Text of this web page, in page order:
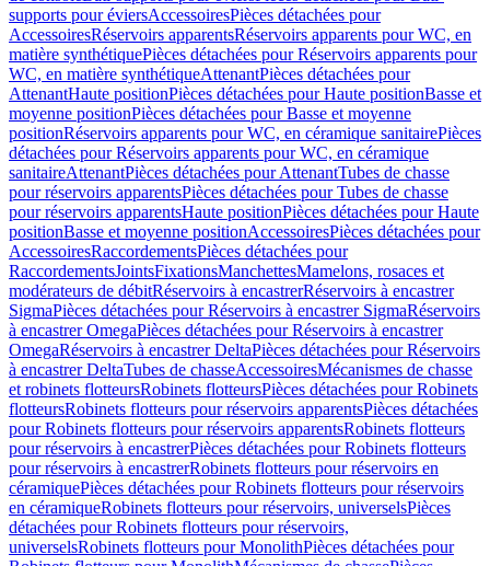
supports pour éviersAccessoiresPièces détachées pour
AccessoiresRéservoirs apparentsRéservoirs apparents pour WC, en
matière synthétiquePièces détachées pour Réservoirs apparents pour
WC, en matière synthétiqueAttenantPièces détachées pour
AttenantHaute positionPièces détachées pour Haute positionBasse et
moyenne positionPièces détachées pour Basse et moyenne
positionRéservoirs apparents pour WC, en céramique sanitairePièces
détachées pour Réservoirs apparents pour WC, en céramique
sanitaireAttenantPièces détachées pour AttenantTubes de chasse
pour réservoirs apparentsPièces détachées pour Tubes de chasse
pour réservoirs apparentsHaute positionPièces détachées pour Haute
positionBasse et moyenne positionAccessoiresPièces détachées pour
AccessoiresRaccordementsPièces détachées pour
RaccordementsJointsFixationsManchettesMamelons, rosaces et
modérateurs de débitRéservoirs à encastrerRéservoirs à encastrer
SigmaPièces détachées pour Réservoirs à encastrer SigmaRéservoirs
à encastrer OmegaPièces détachées pour Réservoirs à encastrer
OmegaRéservoirs à encastrer DeltaPièces détachées pour Réservoirs
à encastrer DeltaTubes de chasseAccessoiresMécanismes de chasse
et robinets flotteursRobinets flotteursPièces détachées pour Robinets
flotteursRobinets flotteurs pour réservoirs apparentsPièces détachées
pour Robinets flotteurs pour réservoirs apparentsRobinets flotteurs
pour réservoirs à encastrerPièces détachées pour Robinets flotteurs
pour réservoirs à encastrerRobinets flotteurs pour réservoirs en
céramiquePièces détachées pour Robinets flotteurs pour réservoirs
en céramiqueRobinets flotteurs pour réservoirs, universelsPièces
détachées pour Robinets flotteurs pour réservoirs,
universelsRobinets flotteurs pour MonolithPièces détachées pour